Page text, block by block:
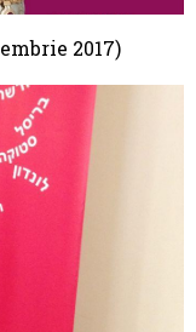
2017)